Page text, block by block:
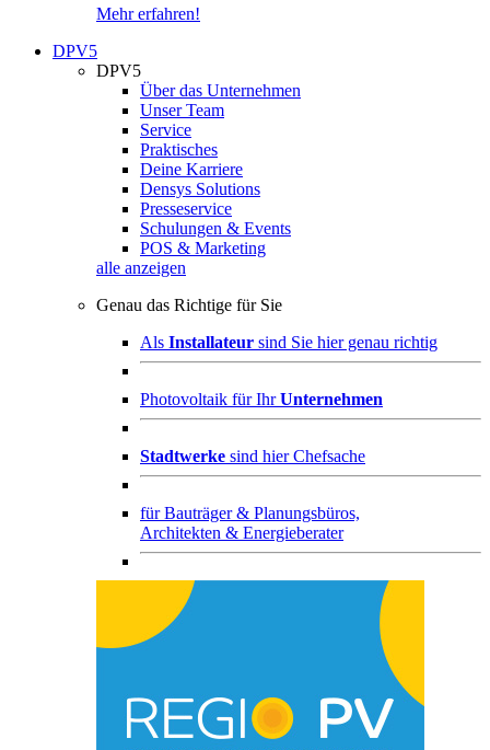
Mehr erfahren!
DPV5
DPV5
Über das Unternehmen
Unser Team
Service
Praktisches
Deine Karriere
Densys Solutions
Presseservice
Schulungen & Events
POS & Marketing
alle anzeigen
Genau das Richtige für Sie
Als Installateur sind Sie hier genau richtig
Photovoltaik für IhrUnternehmen
Stadtwerke sind hier Chefsache
fürBauträger & Planungsbüros,
Architekten & Energieberater